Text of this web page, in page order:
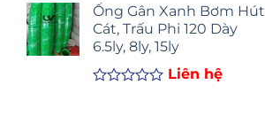
xếp
hạng
0
5
Ống Gân Xanh Bơm Hút
Cát, Trấu Phi 120 Dày
6.5ly, 8ly, 15ly
Liên hệ